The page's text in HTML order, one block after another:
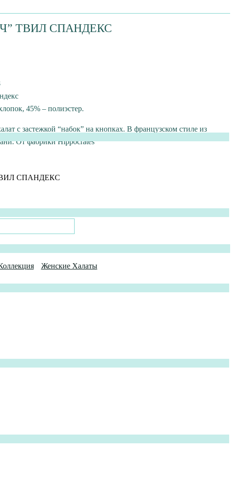
ТВИЛ СПАНДЕКС
45% – полиэстер.
с застежкой “набок” на кнопках. В французском стиле из
От фабрики Hippocrates
Женские Халаты